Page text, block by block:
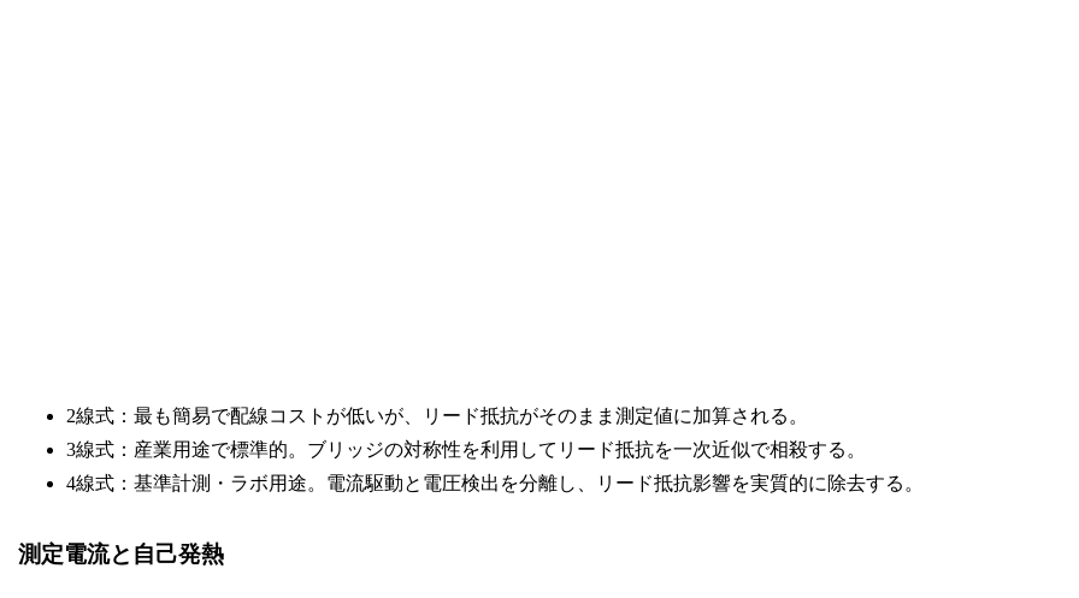
2線式：最も簡易で配線コストが低いが、リード抵抗がそのまま測定値に加算される。
3線式：産業用途で標準的。ブリッジの対称性を利用してリード抵抗を一次近似で相殺する。
4線式：基準計測・ラボ用途。電流駆動と電圧検出を分離し、リード抵抗影響を実質的に除去する。
測定電流と自己発熱